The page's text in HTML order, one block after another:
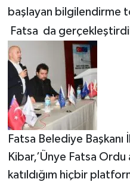
başlayan bilgilendirme
Fatsa da
Fatsa Belediye Başkanı
Kibar,’Ünye Fatsa Ordu
katıldığım hiçbir